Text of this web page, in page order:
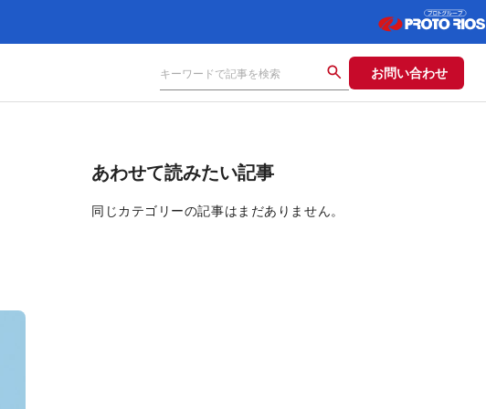
お問い合わせ
あわせて読みたい記事
同じカテゴリーの記事はまだありません。